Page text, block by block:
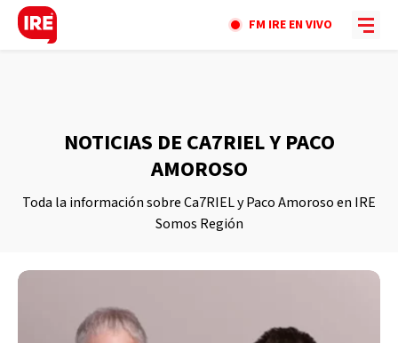
FM IRE EN VIVO
NOTICIAS DE CA7RIEL Y PACO
AMOROSO
Toda la información sobre Ca7RIEL y Paco Amoroso en IRE
Somos Región